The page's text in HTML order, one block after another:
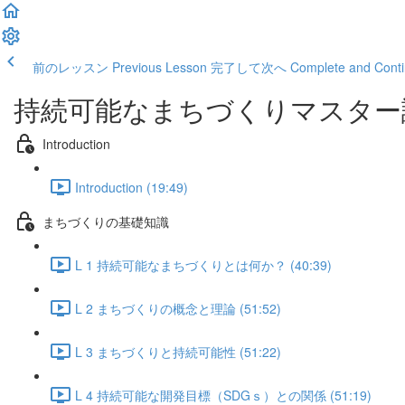
前のレッスン Previous Lesson 完了して次へ Complete and
持続可能なまちづくりマスタ
Introduction
Introduction (19:49)
まちづくりの基礎知識
L 1 持続可能なまちづくりとは何か？ (40:39)
L 2 まちづくりの概念と理論 (51:52)
L 3 まちづくりと持続可能性 (51:22)
L 4 持続可能な開発目標（SDGｓ）との関係 (51:19)